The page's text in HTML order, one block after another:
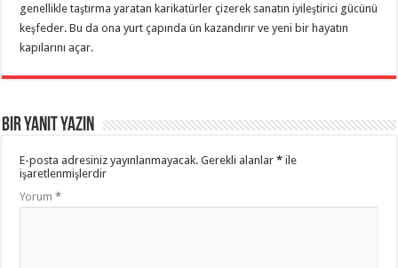
genellikle taştırma yaratan karikatürler çizerek sanatın iyileştirici gücünü
keşfeder. Bu da ona yurt çapında ün kazandırır ve yeni bir hayatın
kapılarını açar.
Bir yanıt yazın
E-posta adresiniz yayınlanmayacak. Gerekli alanlar* ile
işaretlenmişlerdir
Yorum*